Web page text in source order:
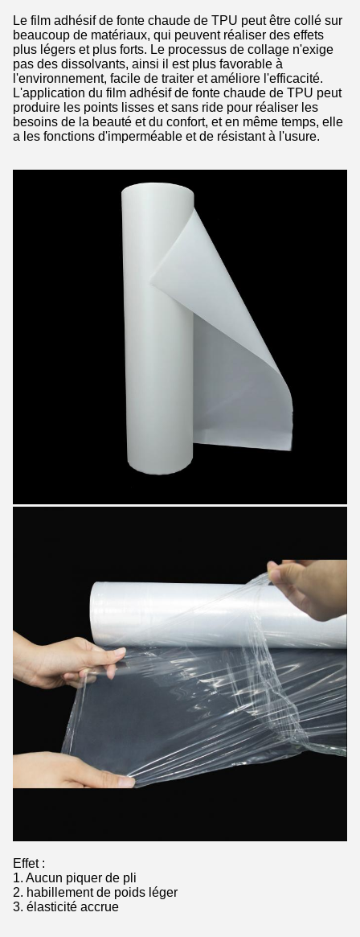
Le film adhésif de fonte chaude de TPU peut être collé sur
beaucoup de matériaux, qui peuvent réaliser des effets
plus légers et plus forts. Le processus de collage n'exige
pas des dissolvants, ainsi il est plus favorable à
l'environnement, facile de traiter et améliore l'efficacité.
L'application du film adhésif de fonte chaude de TPU peut
produire les points lisses et sans ride pour réaliser les
besoins de la beauté et du confort, et en même temps, elle
a les fonctions d'imperméable et de résistant à l'usure.
Effet :
1. Aucun piquer de pli
2. habillement de poids léger
3. élasticité accrue